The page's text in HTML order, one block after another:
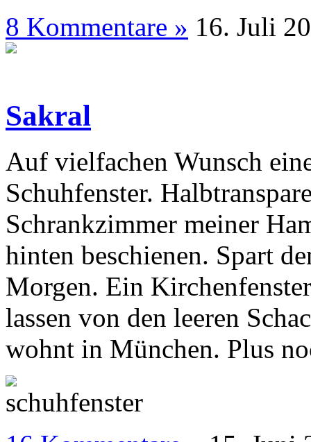
8 Kommentare » 16.
Sakral
Auf vielfachen Wunsch
Schuhfenster.
Schrankzimmer meiner
hinten beschienen. Spart
Morgen. Ein
lassen von den leeren
wohnt in München. Plus